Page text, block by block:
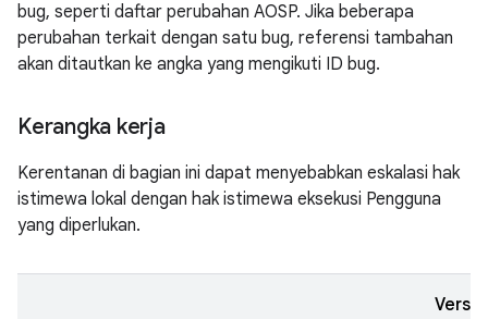
bug, seperti daftar perubahan AOSP. Jika beberapa
perubahan terkait dengan satu bug, referensi tambahan
akan ditautkan ke angka yang mengikuti ID bug.
Kerangka kerja
Kerentanan di bagian ini dapat menyebabkan eskalasi hak
istimewa lokal dengan hak istimewa eksekusi Pengguna
yang diperlukan.
Versi